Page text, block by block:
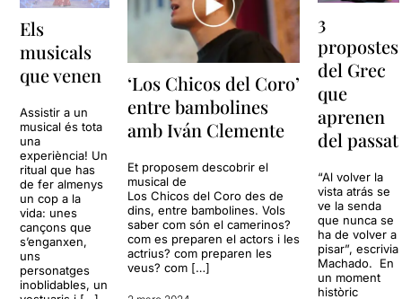
Els
musicals
que venen
Assistir a un
musical és tota
una
experiència! Un
ritual que has
de fer almenys
un cop a la
vida: unes
cançons que
s’enganxen,
uns
personatges
inoblidables, un
‘Los Chicos del Coro’
entre bambolines
amb Iván Clemente
Et proposem descobrir el
musical de
Los Chicos del Coro des de
dins, entre bambolines. Vols
saber com són el camerinos?
com es preparen el actors i les
actrius? com preparen les
veus? com […]
3
propostes
del Grec
que
aprenen
del passat
“Al volver la
vista atrás se
ve la senda
que nunca se
ha de volver a
pisar”, escrivia
Machado. En
un moment
històric